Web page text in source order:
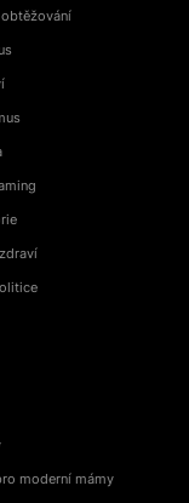
moderní mámy